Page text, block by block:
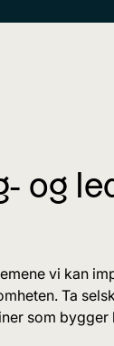
og
vi kan
Ta
som